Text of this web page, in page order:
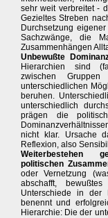
sehr weit verbreitet -
Gezieltes Streben
Durchsetzung
Sachzwänge, die
Zusammenhängen
Unbewußte
Hierarchien sind
zwischen
unterschiedlichen
beruhen.
unterschiedlich
prägen die
nicht klar. Ursache
Reflexion, also
Weiterbestehen
politischen
oder Vernetzung
abschafft,
Unterschiede in der
benennt und
Hierarchie: Die der